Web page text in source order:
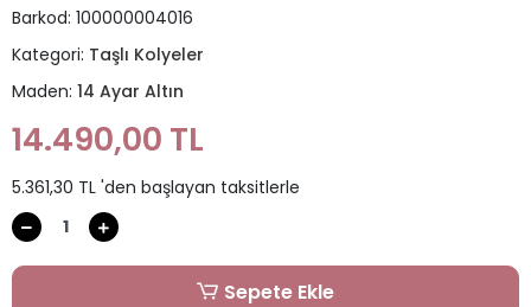
Barkod: 100000004016
Kategori: Taşlı Kolyeler
Maden: 14 Ayar Altın
14.490,00 TL
5.361,30 TL 'den başlayan taksitlerle
Sepete Ekle